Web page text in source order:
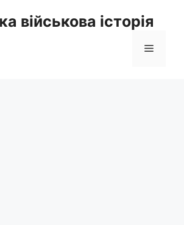
військова історія
Меню